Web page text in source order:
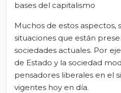
bases del capitalismo
Muchos de estos aspectos,
situaciones que están
sociedades actuales. Por
de Estado y la sociedad
pensadores liberales en el
vigentes hoy en día.